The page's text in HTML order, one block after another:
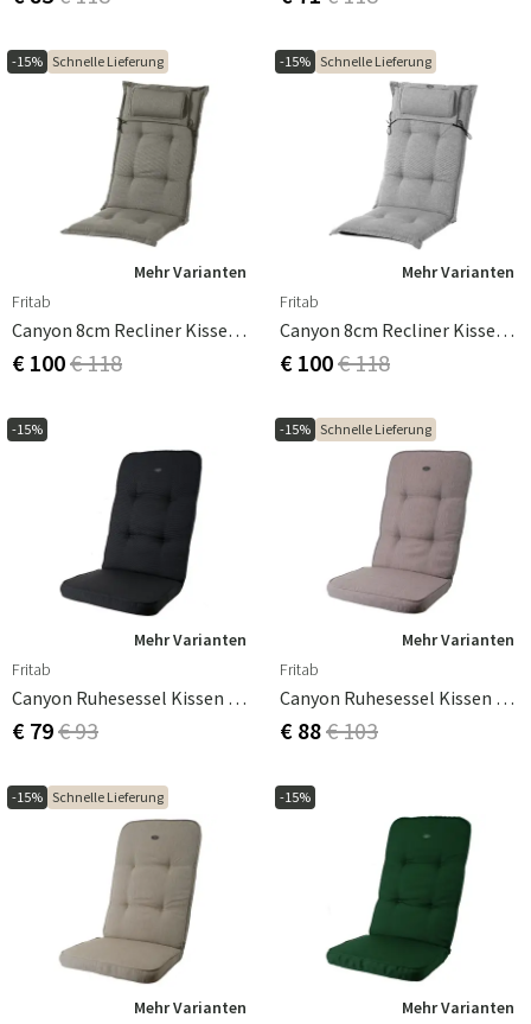
-15% Schnelle Lieferung
Mehr Varianten
Fritab
Canyon 8cm Recliner Kissen Strukturiert Dralon Taupe
€ 100€ 118
-15% Schnelle Lieferung
Mehr Varianten
Fritab
Canyon 8cm Recliner Kissen Strukturiert Dralon Titanium
€ 100€ 118
-15%
Mehr Varianten
Fritab
Canyon Ruhesessel Kissen Anthrazit Grau
€ 79€ 93
-15% Schnelle Lieferung
Mehr Varianten
Fritab
Canyon Ruhesessel Kissen Antik Rosa
€ 88€ 103
-15% Schnelle Lieferung
Mehr Varianten
-15%
Mehr Varianten